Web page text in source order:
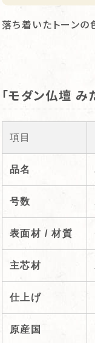
落ち着いたトーンの
「モダン仏壇 み
項目
品名
号数
表面材 / 材質
主芯材
仕上げ
原産国